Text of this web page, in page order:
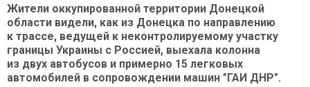
Жители оккупированной территории Донецкой
области видели, как из Донецка по направлению
к трассе, ведущей к неконтролируемому участку
границы Украины с Россией, выехала колонна
из двух автобусов и примерно 15 легковых
автомобилей в сопровождении машин "ГАИ ДНР".